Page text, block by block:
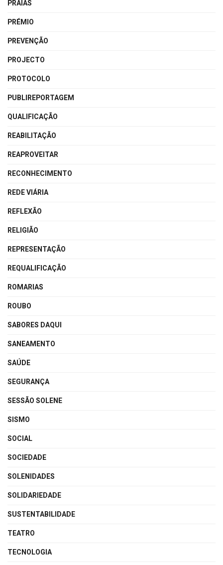
PRAIAS
PRÉMIO
PREVENÇÃO
PROJECTO
PROTOCOLO
PUBLIREPORTAGEM
QUALIFICAÇÃO
REABILITAÇÃO
REAPROVEITAR
RECONHECIMENTO
REDE VIÁRIA
REFLEXÃO
RELIGIÃO
REPRESENTAÇÃO
REQUALIFICAÇÃO
ROMARIAS
ROUBO
SABORES DAQUI
SANEAMENTO
SAÚDE
SEGURANÇA
SESSÃO SOLENE
SISMO
SOCIAL
SOCIEDADE
SOLENIDADES
SOLIDARIEDADE
SUSTENTABILIDADE
TEATRO
TECNOLOGIA